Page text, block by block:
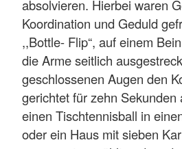
absolvieren. Hierbei waren
Koordination und Geduld
,,Bottle- Flip“, auf einem
die Arme seitlich
geschlossenen Augen den
gerichtet für zehn Sekunden
einen Tischtennisball in
oder ein Haus mit sieben